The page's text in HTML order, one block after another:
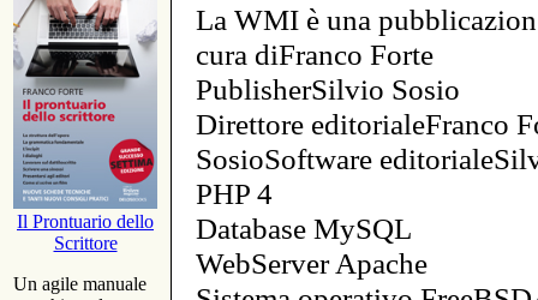
Il Prontuario dello
Scrittore
Un agile manuale
La WMI è una
cura diFranco Forte
PublisherSilvio Sosio
Direttore editorialeFranco
SosioSoftware
PHP 4
Database MySQL
WebServer Apache